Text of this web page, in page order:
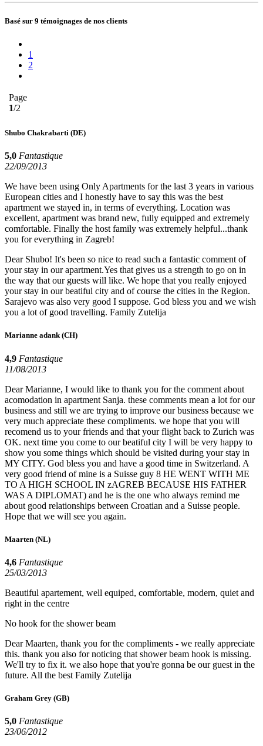
Basé sur 9 témoignages de nos clients
1
2
Page
1/2
Shubo Chakrabarti (DE)
5,0 Fantastique
22/09/2013
We have been using Only Apartments for the last 3 years in various
European cities and I honestly have to say this was the best
apartment we stayed in, in terms of everything. Location was
excellent, apartment was brand new, fully equipped and extremely
comfortable. Finally the host family was extremely helpful...thank
you for everything in Zagreb!
Dear Shubo! It's been so nice to read such a fantastic comment of
your stay in our apartment.Yes that gives us a strength to go on in
the way that our guests will like. We hope that you really enjoyed
your stay in our beatiful city and of course the cities in the Region.
Sarajevo was also very good I suppose. God bless you and we wish
you a lot of good travelling. Family Zutelija
Marianne adank(CH)
4,9 Fantastique
11/08/2013
Dear Marianne, I would like to thank you for the comment about
acomodation in apartment Sanja. these comments mean a lot for our
business and still we are trying to improve our business because we
very much appreciate these compliments. we hope that you will
recomend us to your friends and that your flight back to Zurich was
OK. next time you come to our beatiful city I will be very happy to
show you some things which should be visited during your stay in
MY CITY. God bless you and have a good time in Switzerland. A
very good friend of mine is a Suisse guy 8 HE WENT WITH ME
TO A HIGH SCHOOL IN zAGREB BECAUSE HIS FATHER
WAS A DIPLOMAT) and he is the one who always remind me
about good relationships between Croatian and a Suisse people.
Hope that we will see you again.
Maarten (NL)
4,6 Fantastique
25/03/2013
Beautiful apartement, well equiped, comfortable, modern, quiet and
right in the centre
No hook for the shower beam
Dear Maarten, thank you for the compliments - we really appreciate
this. thank you also for noticing that shower beam hook is missing.
We'll try to fix it. we also hope that you're gonna be our guest in the
future. All the best Family Zutelija
Graham Grey (GB)
5,0 Fantastique
23/06/2012